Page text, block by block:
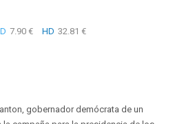
7.90 € HD 32.81 €
gobernador demócrata de un